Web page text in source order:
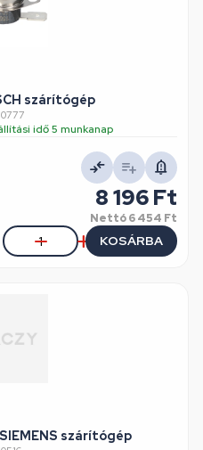
szárítógép
idő 5 munkanap
8 196 Ft
Nettó6 454 Ft
KOSÁRBA
szárítógép